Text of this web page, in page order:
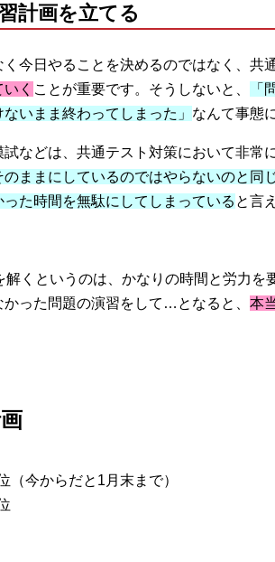
計画を立てる
く今日やることを決めるのではなく、共
く ことが重要です。そうしないと、
「
ないまま終わってしまった」 なんて事態
などは、共通テスト対策において非常
のままにしているのではやらないのと同
た時間を無駄にしてしまっている と言
解くというのは、かなりの時間と労力
った問題の演習をして…となると、 本
（今からだと1月末まで）